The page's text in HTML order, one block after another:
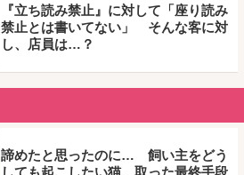
『立ち読み禁止』に対して「座り読み
禁止とは書いてない」 そんな客に対
し、店員は…？
諦めたと思ったのに… 飼い主をどう